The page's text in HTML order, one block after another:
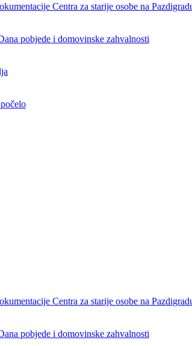
Centra za starije osobe na
pobjede i domovinske zahvalnosti
Centra za starije osobe na
pobjede i domovinske zahvalnosti